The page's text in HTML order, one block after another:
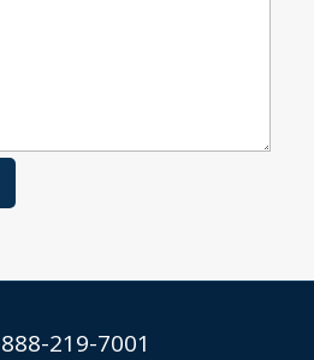
219-7001